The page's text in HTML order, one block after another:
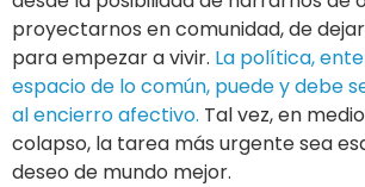
proyectarnos en comunidad, de
para empezar a vivir. La política,
espacio de lo común, puede y debe
al encierro afectivo. Tal vez, en
colapso, la tarea más urgente sea
deseo de mundo mejor.